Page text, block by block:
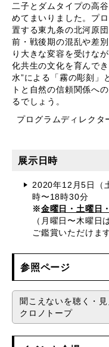
二子とダムタイプの高
めてまいりました。プ
置する東九条の北河原
前・戦後期の混乱や差
り大きな変容を受けな
化共生の文化を育んで
水”による「霧の彫刻」
トと自然の信頼関係へ
るでしょう。
プログラムディレク
展示日時
2020年12月5日（
時〜18時30分
※金曜日・土曜日
（月曜日〜木曜日
ご鑑賞いただけま
参照ページ
聞こえないを聴く・
クロノトープ